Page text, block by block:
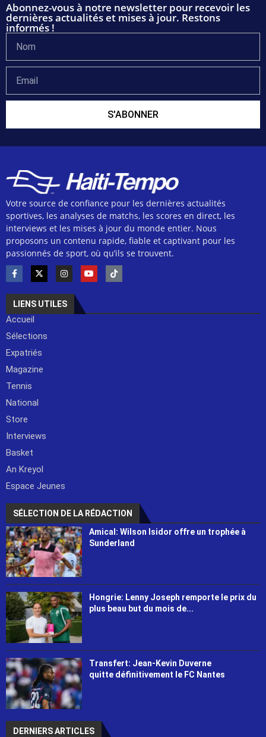
Abonnez-vous à notre newsletter pour recevoir les
dernières actualités et mises à jour. Restons
informés !
S'ABONNER
Votre source de confiance pour les dernières actualités
sportives, les analyses de matchs, les scores en direct, les
interviews et les mises à jour du monde entier. Nous
proposons un contenu rapide, fiable et captivant pour les
passionnés de sport, où qu’ils se trouvent.
LIENS UTILES
Accueil
Sélections
Expatriés
Magazine
Tennis
National
Store
Interviews
Basket
An Kreyol
Espace Jeunes
SÉLECTION DE LA RÉDACTION
Amical: Wilson Isidor offre un trophée à
Sunderland
Hongrie: Lenny Joseph remporte le prix du
plus beau but du mois de...
Transfert: Jean-Kevin Duverne
quitte définitivement le FC Nantes
DERNIERS ARTICLES